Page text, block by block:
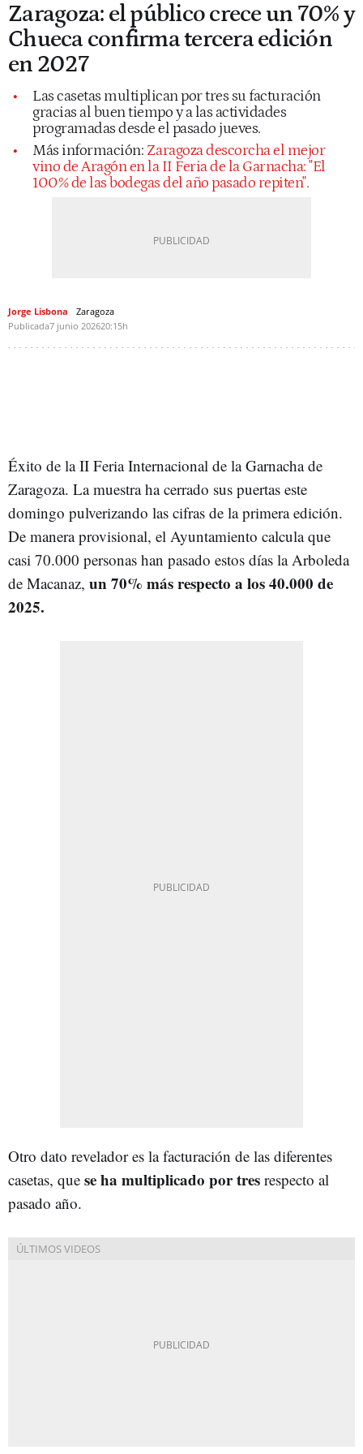
Zaragoza: el público crece un 70% y
Chueca confirma tercera edición
en 2027
Las casetas multiplican por tres su facturación
gracias al buen tiempo y a las actividades
programadas desde el pasado jueves.
Más información: Zaragoza descorcha el mejor
vino de Aragón en la II Feria de la Garnacha: "El
100% de las bodegas del año pasado repiten".
Jorge Lisbona
Zaragoza
Publicada7 junio 202620:15h
Éxito de la II Feria Internacional de la Garnacha de
Zaragoza. La muestra ha cerrado sus puertas este
domingo pulverizando las cifras de la primera edición.
De manera provisional, el Ayuntamiento calcula que
casi 70.000 personas han pasado estos días la Arboleda
de Macanaz, un 70% más respecto a los 40.000 de
2025.
Otro dato revelador es la facturación de las diferentes
casetas, que se ha multiplicado por tres respecto al
pasado año.